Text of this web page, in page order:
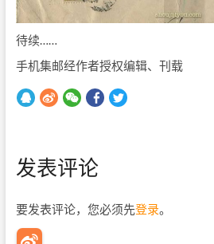
待续……
手机集邮经作者授权编辑、刊载
发表评论
要发表评论，您必须先登录。